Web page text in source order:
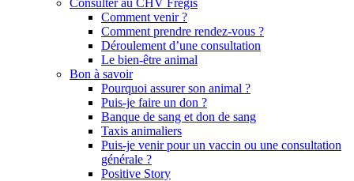
Consulter au CHV Frégis
Comment venir ?
Comment prendre rendez-vous ?
Déroulement d’une consultation
Le bien-être animal
Bon à savoir
Pourquoi assurer son animal ?
Puis-je faire un don ?
Banque de sang et don de sang
Taxis animaliers
Puis-je venir pour un vaccin ou une consultation
générale ?
Positive Story